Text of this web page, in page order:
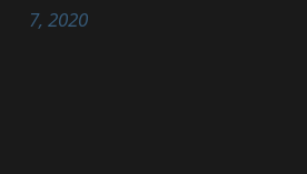
7, 2020